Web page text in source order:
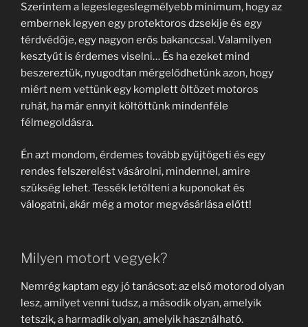
Szerintem a legeslegeslegmélyebb minimum, hogy az
embernek legyen egy protektoros dzsekije és egy
térdvédője, egy nagyon erős bakanccsal. Valamilyen
kesztyűt is érdemes viselni… És ha ezeket mind
beszereztük, nyugodtan mérgelődhetünk azon, hogy
miért nem vettünk egy komplett öltözet motoros
ruhát, ha már ennyit költöttünk mindenféle
félmegoldásra.
Én azt mondom, érdemes tovább gyűjtögeti és egy
rendes felszerelést vásárolni, mindennel, amire
szükség lehet. Tessék letölteni a kuponokat és
válogatni, akár még a motor megvásárlása előtt!
Milyen motort vegyek?
Nemrég kaptam egy jó tanácsot: az első motorod olyan
lesz, amilyet venni tudsz, a második olyan, amelyik
tetszik, a harmadik olyan, amelyik használható.